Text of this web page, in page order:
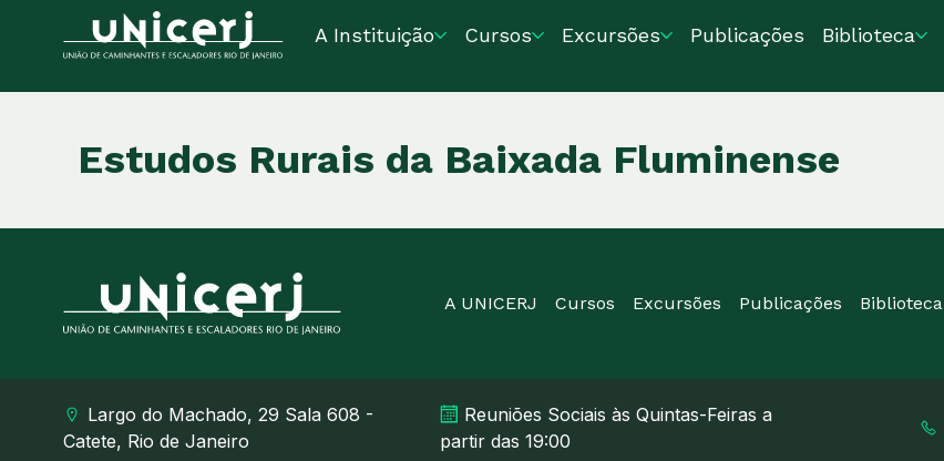
A Instituição Cursos Excursões Publicações Biblioteca
Estudos Rurais da Baixada Fluminense
A UNICERJ Cursos Excursões Publicações Biblioteca
Largo do Machado, 29 Sala 608 -
Catete, Rio de Janeiro
Reuniões Sociais às Quintas-Feiras a
partir das 19:00